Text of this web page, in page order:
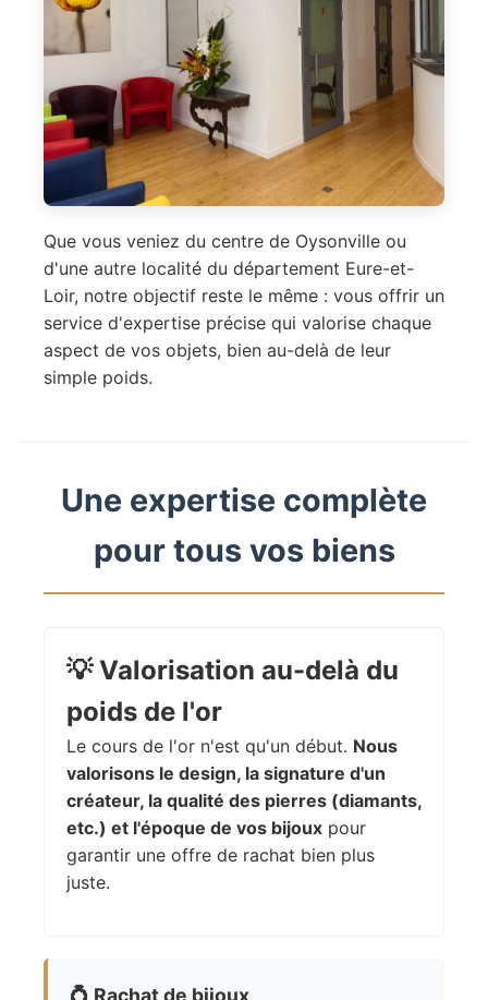
Que vous veniez du centre de Oysonville ou
d'une autre localité du département Eure-et-
Loir, notre objectif reste le même : vous offrir un
service d'expertise précise qui valorise chaque
aspect de vos objets, bien au-delà de leur
simple poids.
Une expertise complète
pour tous vos biens
💡Valorisation au-delà du
poids de l'or
Le cours de l'or n'est qu'un début. Nous
valorisons le design, la signature d'un
créateur, la qualité des pierres (diamants,
etc.) et l'époque de vos bijoux pour
garantir une offre de rachat bien plus
juste.
💍 Rachat de bijoux